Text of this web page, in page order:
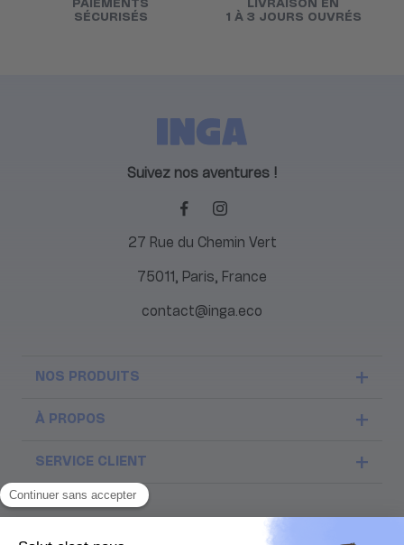
PAIEMENTS
SÉCURISÉS
LIVRAISON EN
1 À 3 JOURS OUVRÉS
Suivez nos aventures !
27 Rue du Chemin Vert
75011, Paris, France
contact@inga.eco
NOS PRODUITS
À PROPOS
SERVICE CLIENT